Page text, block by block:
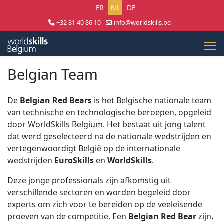
Selecteer uw taal
FR NL DE
+32 81 40 86 10
info@worldskills.be
Belgian Team
De Belgian Red Bears is het Belgische nationale team
van technische en technologische beroepen, opgeleid
door WorldSkills Belgium. Het bestaat uit jong talent
dat werd geselecteerd na de nationale wedstrijden en
vertegenwoordigt België op de internationale
wedstrijden EuroSkills en WorldSkills.
Deze jonge professionals zijn afkomstig uit
verschillende sectoren en worden begeleid door
experts om zich voor te bereiden op de veeleisende
proeven van de competitie. Een Belgian Red Bearzijn,